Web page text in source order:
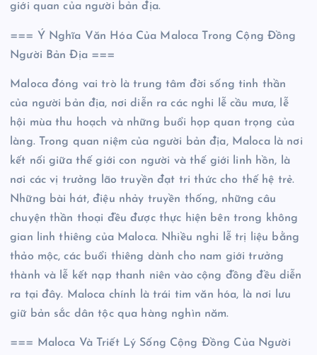
giới quan của người bản địa.
=== Ý Nghĩa Văn Hóa Của Maloca Trong Cộng Đồng
Người Bản Địa ===
Maloca đóng vai trò là trung tâm đời sống tinh thần
của người bản địa, nơi diễn ra các nghi lễ cầu mưa, lễ
hội mùa thu hoạch và những buổi họp quan trọng của
làng. Trong quan niệm của người bản địa, Maloca là nơi
kết nối giữa thế giới con người và thế giới linh hồn, là
nơi các vị trưởng lão truyền đạt tri thức cho thế hệ trẻ.
Những bài hát, điệu nhảy truyền thống, những câu
chuyện thần thoại đều được thực hiện bên trong không
gian linh thiêng của Maloca. Nhiều nghi lễ trị liệu bằng
thảo mộc, các buổi thiêng dành cho nam giới trưởng
thành và lễ kết nạp thanh niên vào cộng đồng đều diễn
ra tại đây. Maloca chính là trái tim văn hóa, là nơi lưu
giữ bản sắc dân tộc qua hàng nghìn năm.
=== Maloca Và Triết Lý Sống Cộng Đồng Của Người